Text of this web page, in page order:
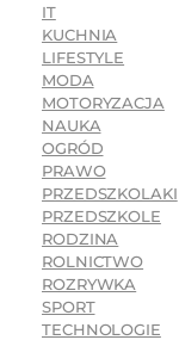
IT
KUCHNIA
LIFESTYLE
MODA
MOTORYZACJA
NAUKA
OGRÓD
PRAWO
PRZEDSZKOLAKI
PRZEDSZKOLE
RODZINA
ROLNICTWO
ROZRYWKA
SPORT
TECHNOLOGIE